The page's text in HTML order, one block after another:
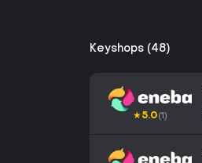
Keyshops (48)
★5.0(1)